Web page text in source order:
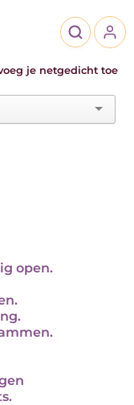
je netgedicht toe
open.